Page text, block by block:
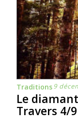
Traditions9
Le
Travers 4/9